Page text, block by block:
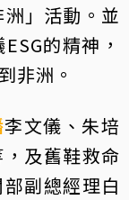
洲」活動。並
的精神，
非洲。
李文儀、朱培
及舊鞋救命
副總經理白